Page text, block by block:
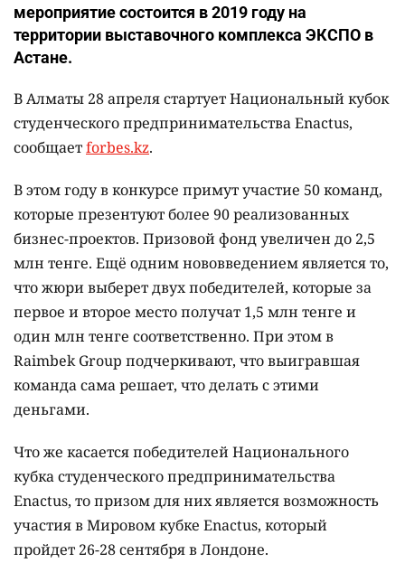
мероприятие состоится в 2019 году на
территории выставочного комплекса ЭКСПО в
Астане.
В Алматы 28 апреля стартует Национальный кубок
студенческого предпринимательства Enactus,
сообщаетforbes.kz.
В этом году в конкурсе примут участие 50 команд,
которые презентуют более 90 реализованных
бизнес-проектов. Призовой фонд увеличен до 2,5
млн тенге. Ещё одним нововведением является то,
что жюри выберет двух победителей, которые за
первое и второе место получат 1,5 млн тенге и
один млн тенге соответственно. При этом в
Raimbek Group подчеркивают, что выигравшая
команда сама решает, что делать с этими
деньгами.
Что же касается победителей Национального
кубка студенческого предпринимательства
Enactus, то призом для них является возможность
участия в Мировом кубке Enactus, который
пройдет 26-28 сентября в Лондоне.